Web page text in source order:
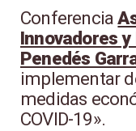
Conferencia
Innovadores y
Penedés
implementar
medidas
COVID-19».